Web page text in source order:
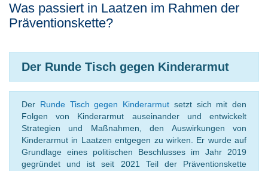
Was passiert in Laatzen im Rahmen der
Präventionskette?
Der Runde Tisch gegen Kinderarmut
Der Runde Tisch gegen Kinderarmut setzt sich mit den
Folgen von Kinderarmut auseinander und entwickelt
Strategien und Maßnahmen, den Auswirkungen von
Kinderarmut in Laatzen entgegen zu wirken. Er wurde auf
Grundlage eines politischen Beschlusses im Jahr 2019
gegründet und ist seit 2021 Teil der Präventionskette